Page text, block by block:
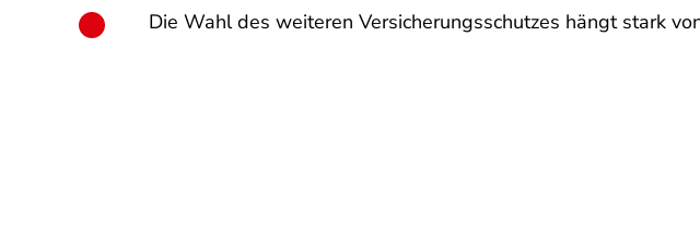
Die Wahl des weiteren Versicherungsschutzes hängt stark